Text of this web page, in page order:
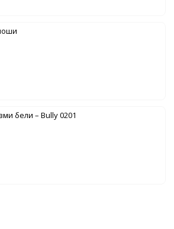
бели – Bully 0201